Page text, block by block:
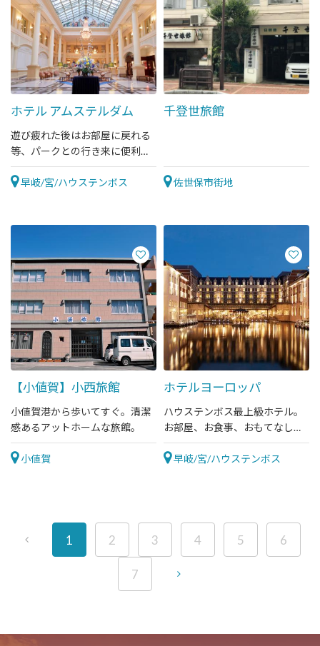
ホテル アムステルダム
遊び疲れた後はお部屋に戻れる
等、パークとの行き来に便利な
パーク内唯一のホテル。
早岐/宮/ハウステンボス
千登世旅館
佐世保市街地
【小値賀】小西旅館
小値賀港から歩いてすぐ。清潔
感あるアットホームな旅館。
小値賀
ホテルヨーロッパ
ハウステンボス最上級ホテル。
お部屋、お食事、おもてなしの
すべてに上質を追求したプレミ
アムなホテルです。
早岐/宮/ハウステンボス
1 2 3 4 5 6
7